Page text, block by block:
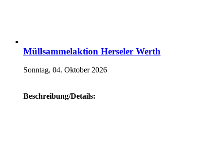
Müllsammelaktion Herseler Werth
Sonntag, 04. Oktober 2026
Beschreibung/Details: